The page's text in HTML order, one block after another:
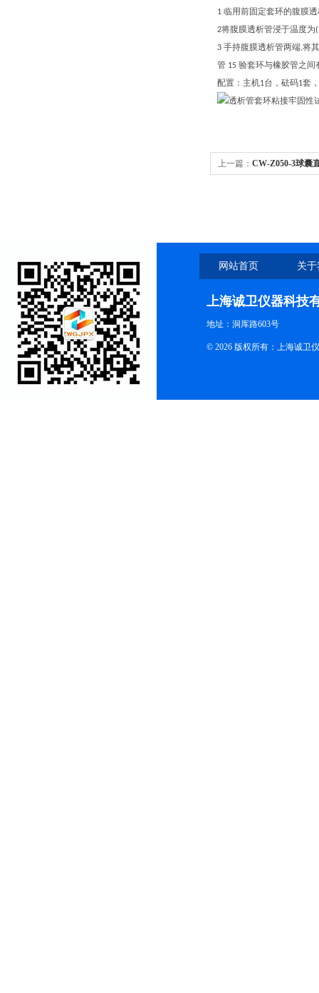
1 临用前固定套环的腹膜
2将腹膜透析管浸于温度为
3 手持腹膜透析管两端,将
管 15 验套环与橡胶管之间
配置：主机1台，砝码1套
上一篇： CW-Z050-3球囊
网站首页 关
上海诚卫仪器科技
地址：洞厍路603号
© 2026 版权所有：上海诚卫